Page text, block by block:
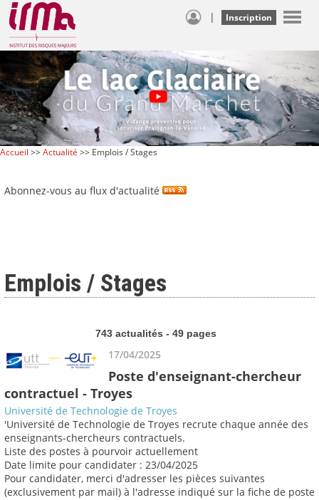
| Inscription
Accueil >>Actualité >> Emplois / Stages
Abonnez-vous au flux d'actualité
Emplois / Stages
743 actualités - 49 pages
17/04/2025
Poste d'enseignant-chercheur
contractuel - Troyes
Université de Technologie de Troyes
'Université de Technologie de Troyes recrute chaque année des
enseignants-chercheurs contractuels.
Liste des postes à pourvoir actuellement
Date limite pour candidater : 23/04/2025
Pour candidater, merci d'adresser les pièces suivantes
(exclusivement par mail) à l'adresse indiqué sur la fiche de poste